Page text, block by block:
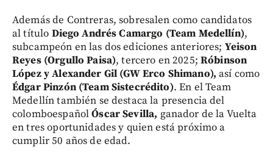
Además de Contreras, sobresalen como candidatos
al título Diego Andrés Camargo (Team Medellín),
subcampeón en las dos ediciones anteriores; Yeison
Reyes (Orgullo Paisa), tercero en 2025; Róbinson
López y Alexander Gil (GW Erco Shimano), así como
Édgar Pinzón (Team Sistecrédito). En el Team
Medellín también se destaca la presencia del
colomboespañolÓscar Sevilla, ganador de la Vuelta
en tres oportunidades y quien está próximo a
cumplir 50 años de edad.